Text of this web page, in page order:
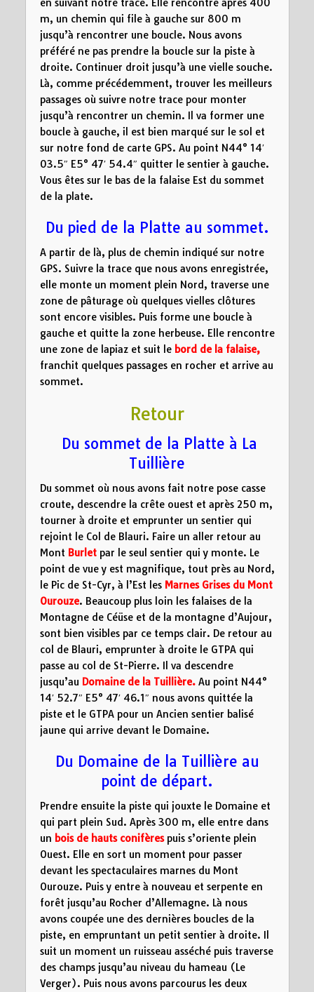
en suivant notre trace. Elle rencontre après 400
m, un chemin qui file à gauche sur 800 m
jusqu’à rencontrer une boucle. Nous avons
préféré ne pas prendre la boucle sur la piste à
droite. Continuer droit jusqu’à une vielle souche.
Là, comme précédemment, trouver les meilleurs
passages où suivre notre trace pour monter
jusqu’à rencontrer un chemin. Il va former une
boucle à gauche, il est bien marqué sur le sol et
sur notre fond de carte GPS. Au point N44° 14′
03.5″ E5° 47′ 54.4″ quitter le sentier à gauche.
Vous êtes sur le bas de la falaise Est du sommet
de la plate.
Du pied de la Platte au sommet.
A partir de là, plus de chemin indiqué sur notre
GPS. Suivre la trace que nous avons enregistrée,
elle monte un moment plein Nord, traverse une
zone de pâturage où quelques vielles clôtures
sont encore visibles. Puis forme une boucle à
gauche et quitte la zone herbeuse. Elle rencontre
une zone de lapiaz et suit le bord de la falaise,
franchit quelques passages en rocher et arrive au
sommet.
Retour
Du sommet de la Platte à La
Tuillière
Du sommet où nous avons fait notre pose casse
croute, descendre la crête ouest et après 250 m,
tourner à droite et emprunter un sentier qui
rejoint le Col de Blauri. Faire un aller retour au
Mont Burletpar le seul sentier qui y monte. Le
point de vue y est magnifique, tout près au Nord,
le Pic de St-Cyr, à l’Est les Marnes Grises du Mont
Ourouze. Beaucoup plus loin les falaises de la
Montagne de Céüse et de la montagne d’Aujour,
sont bien visibles par ce temps clair. De retour au
col de Blauri, emprunter à droite le GTPA qui
passe au col de St-Pierre. Il va descendre
jusqu’au Domaine de la Tuillière.Au point N44°
14′ 52.7″ E5° 47′ 46.1″ nous avons quittée la
piste et le GTPA pour un Ancien sentier balisé
jaune qui arrive devant le Domaine.
Du Domaine de la Tuillière au
point de départ.
Prendre ensuite la piste qui jouxte le Domaine et
qui part plein Sud. Après 300 m, elle entre dans
un bois de hauts conifèrespuis s’oriente plein
Ouest. Elle en sort un moment pour passer
devant les spectaculaires marnes du Mont
Ourouze. Puis y entre à nouveau et serpente en
forêt jusqu’au Rocher d’Allemagne. Là nous
avons coupée une des dernières boucles de la
piste, en empruntant un petit sentier à droite. Il
suit un moment un ruisseau asséché puis traverse
des champs jusqu’au niveau du hameau (Le
Verger). Puis nous avons parcourus les deux